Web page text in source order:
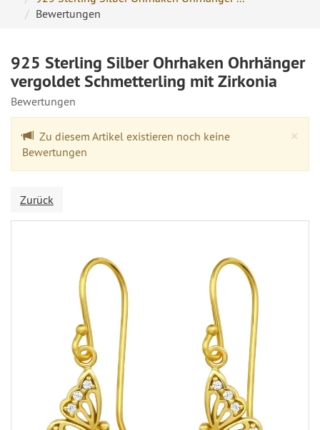
Onlineshop
Bewertungen
925 Sterling Silber Ohrhaken Ohrhänger
vergoldet Schmetterling mit Zirkonia
Bewertungen
×
Zu diesem Artikel existieren noch keine
Bewertungen
Zurück